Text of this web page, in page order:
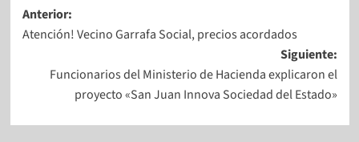
Anterior:
Atención! Vecino Garrafa Social, precios acordados
Siguiente:
Funcionarios del Ministerio de Hacienda explicaron el
proyecto «San Juan Innova Sociedad del Estado»